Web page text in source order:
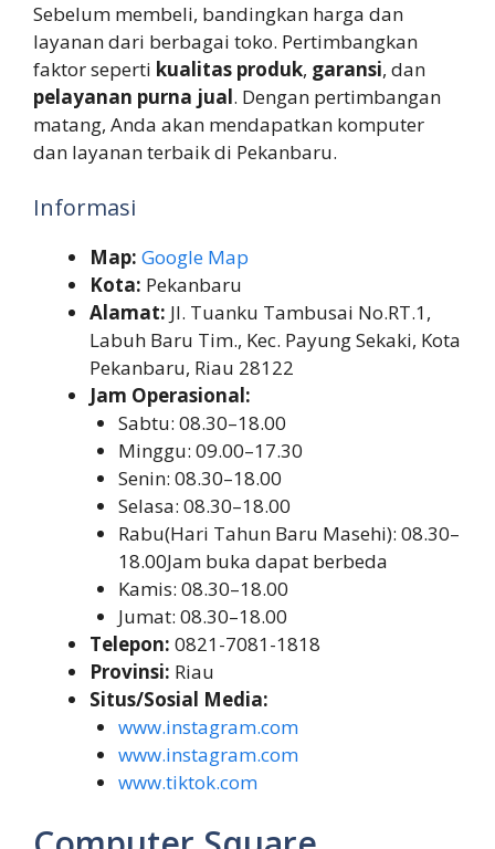
Sebelum membeli, bandingkan harga dan
layanan dari berbagai toko. Pertimbangkan
faktor seperti kualitas produk, garansi, dan
pelayanan purna jual. Dengan pertimbangan
matang, Anda akan mendapatkan komputer
dan layanan terbaik di Pekanbaru.
Informasi
Map: Google Map
Kota: Pekanbaru
Alamat: Jl. Tuanku Tambusai No.RT.1,
Labuh Baru Tim., Kec. Payung Sekaki, Kota
Pekanbaru, Riau 28122
Jam Operasional:
Sabtu: 08.30–18.00
Minggu: 09.00–17.30
Senin: 08.30–18.00
Selasa: 08.30–18.00
Rabu(Hari Tahun Baru Masehi): 08.30–
18.00Jam buka dapat berbeda
Kamis: 08.30–18.00
Jumat: 08.30–18.00
Telepon: 0821-7081-1818
Provinsi: Riau
Situs/Sosial Media:
www.instagram.com
www.instagram.com
www.tiktok.com